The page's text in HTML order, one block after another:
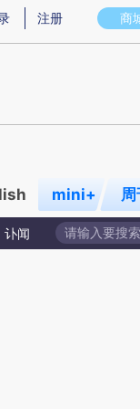
意图存在偏差。不代表
商
注册
mini+ 周
讣闻